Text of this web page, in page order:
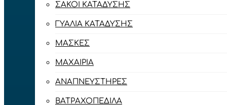
ΣΆΚΟΙ ΚΑΤΆΔΥΣΗΣ
ΓΥΑΛΙΆ ΚΑΤΆΔΥΣΗΣ
ΜΆΣΚΕΣ
ΜΑΧΑΊΡΙΑ
ΑΝΑΠΝΕΥΣΤΉΡΕΣ
ΒΑΤΡΑΧΟΠΈΔΙΛΑ